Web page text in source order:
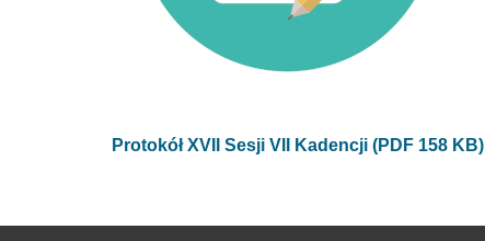
Protokół XVII Sesji VII Kadencji (PDF 158 KB)